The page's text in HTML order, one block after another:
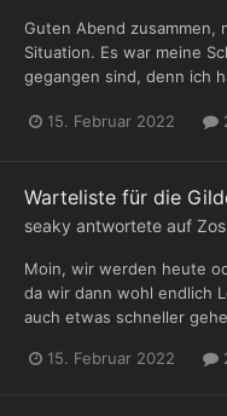
Guten Abend zusammen,
Situation. Es war meine
gegangen sind, denn ich
15. Februar 2022
Warteliste für die
seaky antwortete auf
Moin, wir werden heute
da wir dann wohl endlich
auch etwas schneller
15. Februar 2022